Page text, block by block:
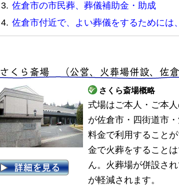
佐倉市の市民葬、葬儀補助金・助成
佐倉市付近で、よい葬儀をするためには
さくら斎場 （公営、火葬場併設、佐倉
さくら斎場概略
式場はご本人・ご本
が佐倉市・四街道市
料金で利用すること
金で火葬をすること
ん。火葬場が併設さ
が軽減されます。